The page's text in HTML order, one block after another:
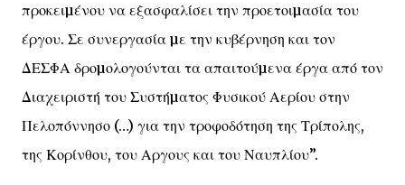
προκειµένου να εξασφαλίσει την προετοιµασία του
έργου. Σε συνεργασία µε την κυβέρνηση και τον
ΔΕΣΦΑ δροµολογούνται τα απαιτούµενα έργα από τον
Διαχειριστή του Συστήµατος Φυσικού Αερίου στην
Πελοπόννησο (…) για την τροφοδότηση της Τρίπολης,
της Κορίνθου, του Αργους και του Ναυπλίου”.